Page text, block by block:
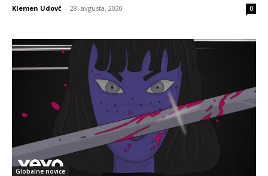
Klemen Udovč - 28. avgusta, 2020 0
Globalne novice